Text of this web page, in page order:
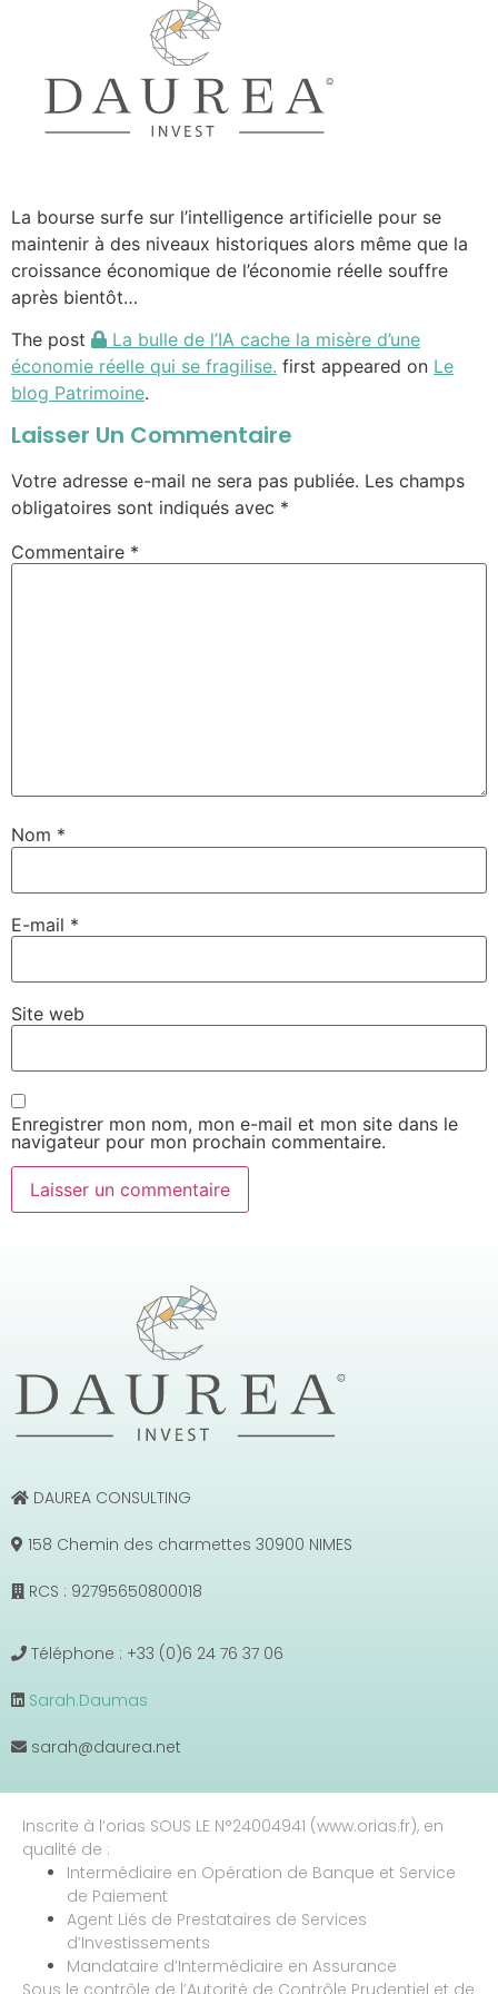
La bourse surfe sur l’intelligence artificielle pour se
maintenir à des niveaux historiques alors même que la
croissance économique de l’économie réelle souffre
après bientôt…
The post
La bulle de l’IA cache la misère d’une
économie réelle qui se fragilise. first appeared on Le
blog Patrimoine.
Laisser Un Commentaire
Votre adresse e-mail ne sera pas publiée. Les champs
obligatoires sont indiqués avec *
Commentaire *
Nom *
E-mail *
Site web
Enregistrer mon nom, mon e-mail et mon site dans le
navigateur pour mon prochain commentaire.
DAUREA CONSULTING
158 Chemin des charmettes 30900 NIMES
RCS : 92795650800018
Téléphone : +33 (0)6 24 76 37 06
Sarah.Daumas
sarah@daurea.net
Inscrite à l’orias SOUS LE N°24004941 (www.orias.fr), en
qualité de :
Intermédiaire en Opération de Banque et Service
de Paiement
Agent Liés de Prestataires de Services
d’Investissements
Mandataire d’Intermédiaire en Assurance
Sous le contrôle de l’Autorité de Contrôle Prudentiel et de